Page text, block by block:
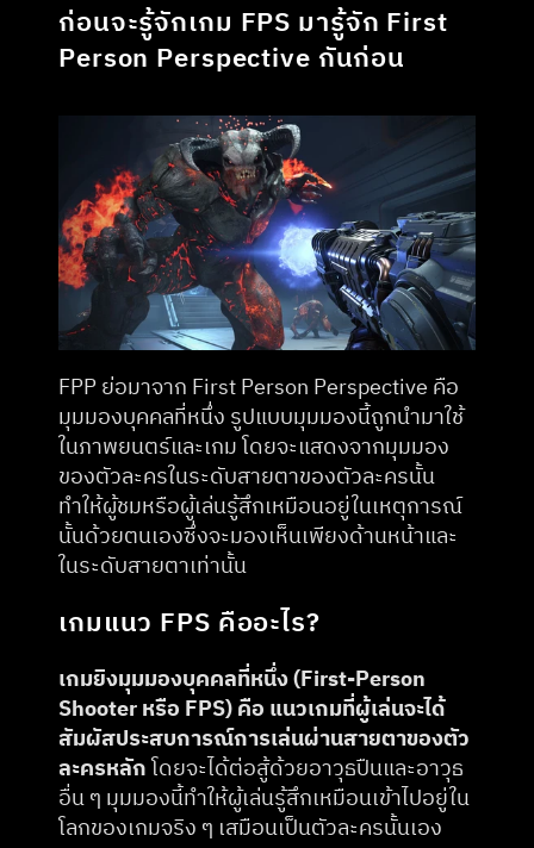
ก่อนจะรู้จักเกม FPS มารู้จัก First
Person Perspective กันก่อน
FPP ย่อมาจาก First Person Perspective คือ
มุมมองบุคคลที่หนึ่ง รูปแบบมุมมองนี้ถูกนำมาใช้
ในภาพยนตร์และเกม โดยจะแสดงจากมุมมอง
ของตัวละครในระดับสายตาของตัวละครนั้น
ทำให้ผู้ชมหรือผู้เล่นรู้สึกเหมือนอยู่ในเหตุการณ์
นั้นด้วยตนเองซึ่งจะมองเห็นเพียงด้านหน้าและ
ในระดับสายตาเท่านั้น
เกมแนว FPS คืออะไร?
​เกมยิงมุมมองบุคคลที่หนึ่ง (First-Person
Shooter หรือ FPS) คือ แนวเกมที่ผู้เล่นจะได้
สัมผัสประสบการณ์การเล่นผ่านสายตาของตัว
ละครหลัก โดยจะได้ต่อสู้ด้วยอาวุธปืนและอาวุธ
อื่น ๆ มุมมองนี้ทำให้ผู้เล่นรู้สึกเหมือนเข้าไปอยู่ใน
โลกของเกมจริง ๆ เสมือนเป็นตัวละครนั้นเอง​